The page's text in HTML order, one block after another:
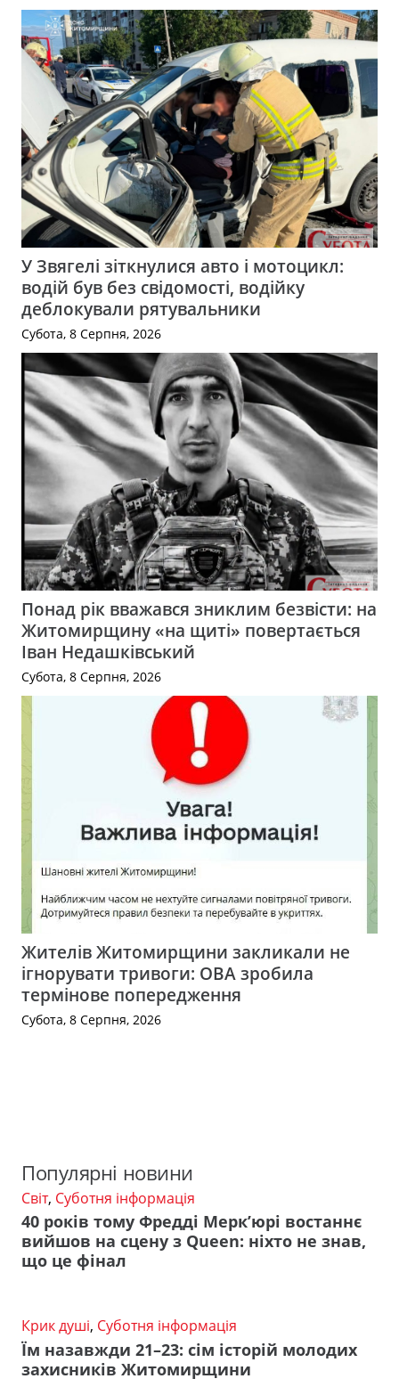
У Звягелі зіткнулися авто і мотоцикл:
водій був без свідомості, водійку
деблокували рятувальники
Субота, 8 Серпня, 2026
Понад рік вважався зниклим безвісти: на
Житомирщину «на щиті» повертається
Іван Недашківський
Субота, 8 Серпня, 2026
Жителів Житомирщини закликали не
ігнорувати тривоги: ОВА зробила
термінове попередження
Субота, 8 Серпня, 2026
Популярні новини
Світ, Суботня інформація
40 років тому Фредді Мерк’юрі востаннє
вийшов на сцену з Queen: ніхто не знав,
що це фінал
Крик душі, Суботня інформація
Їм назавжди 21–23: сім історій молодих
захисників Житомирщини